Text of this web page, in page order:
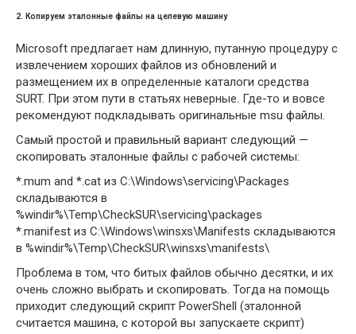
2. Копируем эталонные файлы на целевую машину
Microsoft предлагает нам длинную, путанную процедуру с
извлечением хороших файлов из обновлений и
размещением их в определенные каталоги средства
SURT. При этом пути в статьях неверные. Где-то и вовсе
рекомендуют подкладывать оригинальные msu файлы.
Самый простой и правильный вариант следующий —
скопировать эталонные файлы с рабочей системы:
*.mum and *.cat из C:\Windows\servicing\Packages
складываются в
%windir%\Temp\CheckSUR\servicing\packages
*.manifest из C:\Windows\winsxs\Manifests складываются
в %windir%\Temp\CheckSUR\winsxs\manifests\
Проблема в том, что битых файлов обычно десятки, и их
очень сложно выбрать и скопировать. Тогда на помощь
приходит следующий скрипт PowerShell (эталонной
считается машина, с которой вы запускаете скрипт)